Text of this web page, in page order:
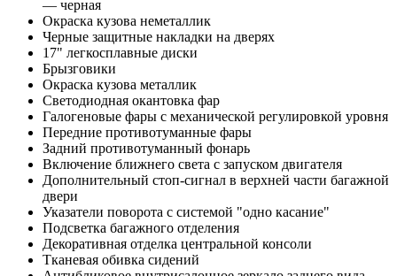
— черная
Окраска кузова неметаллик
Черные защитные накладки на дверях
17" легкосплавные диски
Брызговики
Окраска кузова металлик
Светодиодная окантовка фар
Галогеновые фары с механической регулировкой уровня
Передние противотуманные фары
Задний противотуманный фонарь
Включение ближнего света с запуском двигателя
Дополнительный стоп-сигнал в верхней части багажной
двери
Указатели поворота с системой "одно касание"
Подсветка багажного отделения
Декоративная отделка центральной консоли
Тканевая обивка сидений